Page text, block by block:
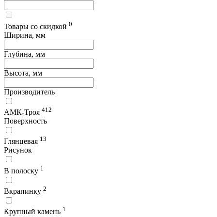
Товары со скидкой 0
Ширина, мм
Глубина, мм
Высота, мм
Производитель
АМК-Троя 412
Поверхность
Глянцевая 13
Рисунок
В полоску 1
Вкрапинку 2
Крупный камень 1